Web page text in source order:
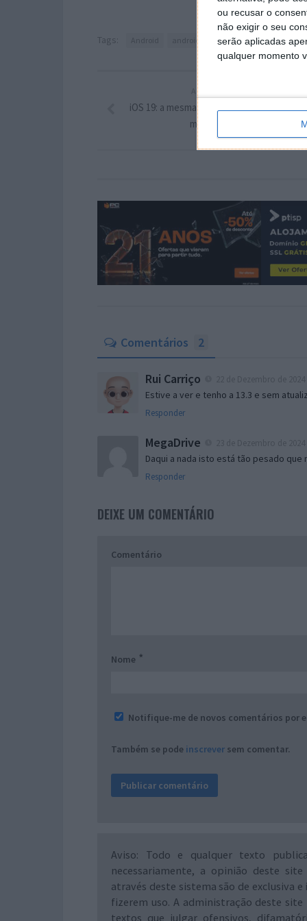
ou recusar o
não exigir o seu
serão aplicadas
qualquer momento
Tags: android auto interface Material
ARTIGO ANTERIOR
iOS 19: a mesma lista de iPhones
mas menos iPads
Comentários 2
Rui Carriço
Estive a ver e tenho a 13.3 e sem
Responder
MegaDrive
Daqui a nada isto está tão pesado
Responder
DEIXE UM COMENTÁRIO
Comentário
Nome *
Notifique-me de novos comentários por
Também se pode inscrever sem comentar.
Aviso: Todo e qualquer texto
necessariamente, a opinião deste
através deste sistema são de exclusiva
fizerem uso. A administração deste
textos que julgar ofensivos,